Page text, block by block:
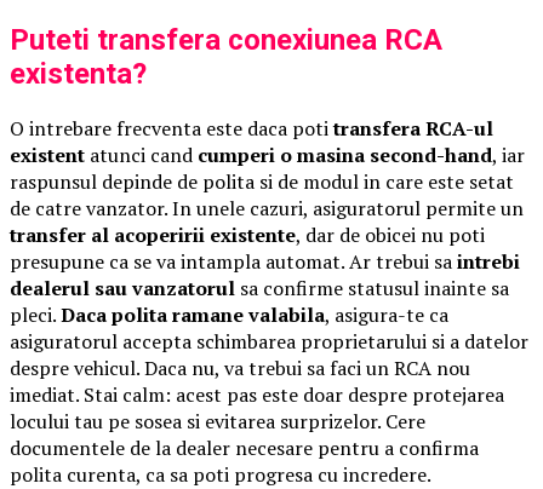
Puteti transfera conexiunea RCA
existenta?
O intrebare frecventa este daca potitransfera RCA-ul
existent atunci cand cumperi o masina second-hand, iar
raspunsul depinde de polita si de modul in care este setat
de catre vanzator. In unele cazuri, asiguratorul permite un
transfer al acoperirii existente, dar de obicei nu poti
presupune ca se va intampla automat. Ar trebui saintrebi
dealerul sau vanzatorul sa confirme statusul inainte sa
pleci.Daca polita ramane valabila, asigura-te ca
asiguratorul accepta schimbarea proprietarului si a datelor
despre vehicul. Daca nu, va trebui sa faci un RCA nou
imediat. Stai calm: acest pas este doar despre protejarea
locului tau pe sosea si evitarea surprizelor. Cere
documentele de la dealer necesare pentru a confirma
polita curenta, ca sa poti progresa cu incredere.